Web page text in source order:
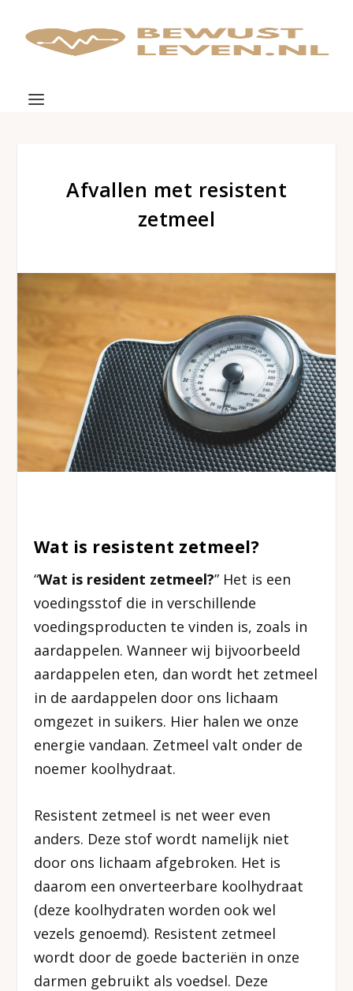
Afvallen met resistent
zetmeel
Wat is resistent zetmeel?
“Wat is resident zetmeel?” Het is een
voedingsstof die in verschillende
voedingsproducten te vinden is, zoals in
aardappelen. Wanneer wij bijvoorbeeld
aardappelen eten, dan wordt het zetmeel
in de aardappelen door ons lichaam
omgezet in suikers. Hier halen we onze
energie vandaan. Zetmeel valt onder de
noemer koolhydraat.
Resistent zetmeel is net weer even
anders. Deze stof wordt namelijk niet
door ons lichaam afgebroken. Het is
daarom een onverteerbare koolhydraat
(deze koolhydraten worden ook wel
vezels genoemd). Resistent zetmeel
wordt door de goede bacteriën in onze
darmen gebruikt als voedsel. Deze